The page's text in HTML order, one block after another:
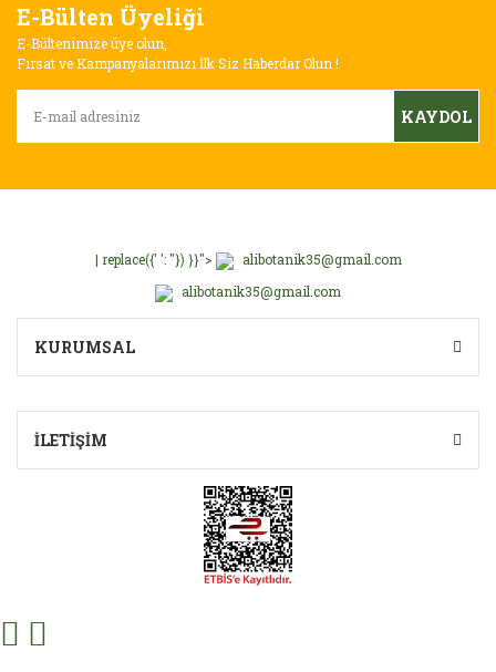
E-Bülten Üyeliği
E-Bültenimize üye olun,
Fırsat ve Kampanyalarımızı İlk Siz Haberdar Olun !
KAYDOL
| replace({' ': ''}) }}">
alibotanik35@gmail.com
alibotanik35@gmail.com
KURUMSAL
İLETİŞİM